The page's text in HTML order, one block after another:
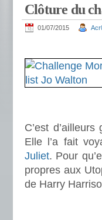
Clôture du
01/07/2015
C’est
Elle l’a fait
Juliet. Pour
propres aux
de Harry